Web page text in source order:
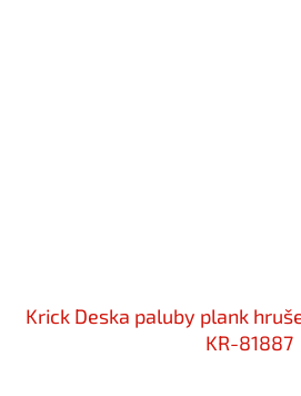
Krick Deska paluby plank
KR-81887